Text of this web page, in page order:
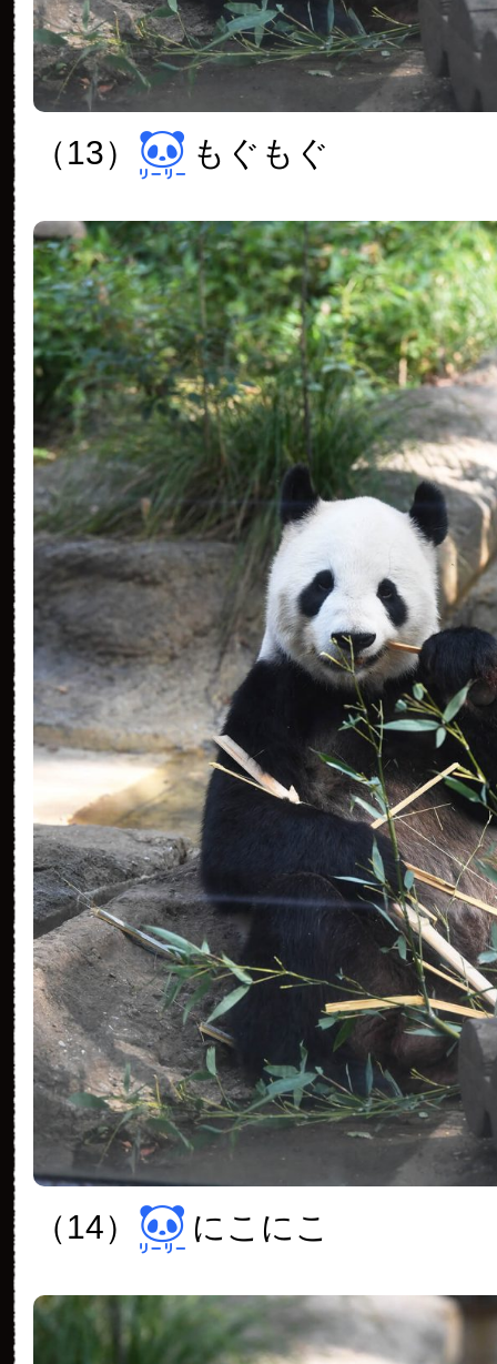
（13） もぐもぐ
（14） にこにこ